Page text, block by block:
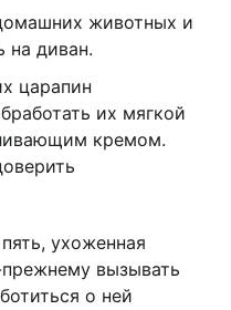
животных и
на диван.
царапин
их мягкой
кремом.
ухоженная
вызывать
о ней